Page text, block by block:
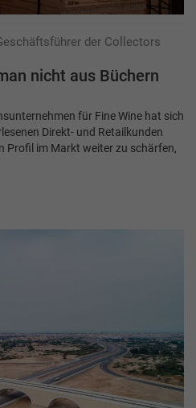
der Collectors
nicht aus Büchern
für Fine Wine hat sich
Direkt- und Retailkunden
Profil im Markt weiter zu schärfen,